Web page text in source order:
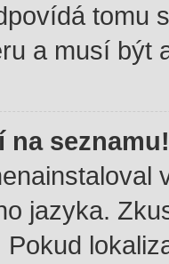
tomu
a musí být
na seznamu!
jazyka.